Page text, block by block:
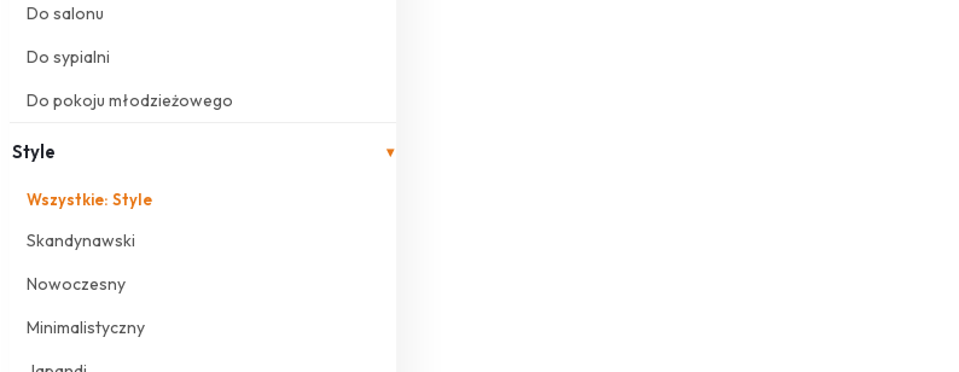
Do salonu
Do sypialni
Do pokoju młodzieżowego
Style ▾
Wszystkie: Style
Skandynawski
Nowoczesny
Minimalistyczny